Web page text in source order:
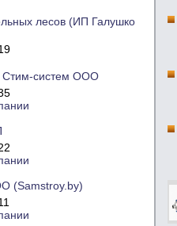
лесов (ИП Галушко
Стим-систем ООО
(Samstroy.by)